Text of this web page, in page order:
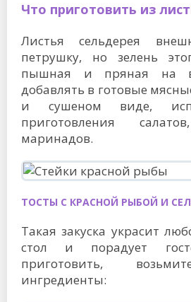
Что приготовить из
Листья сельдерея
петрушку, но зелень
пышная и пряная на
добавлять в готовые
и сушеном виде,
приготовления
маринадов.
ТОСТЫ С КРАСНОЙ РЫБОЙ И
Такая закуска украсит
стол и порадует
приготовить,
ингредиенты: